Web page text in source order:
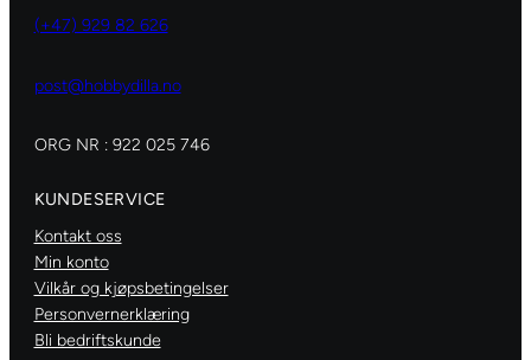
(+47) 929 82 626
post@hobbydilla.no
ORG NR : 922 025 746
KUNDESERVICE
Kontakt oss
Min konto
Vilkår og kjøpsbetingelser
Personvernerklæring
Bli bedriftskunde